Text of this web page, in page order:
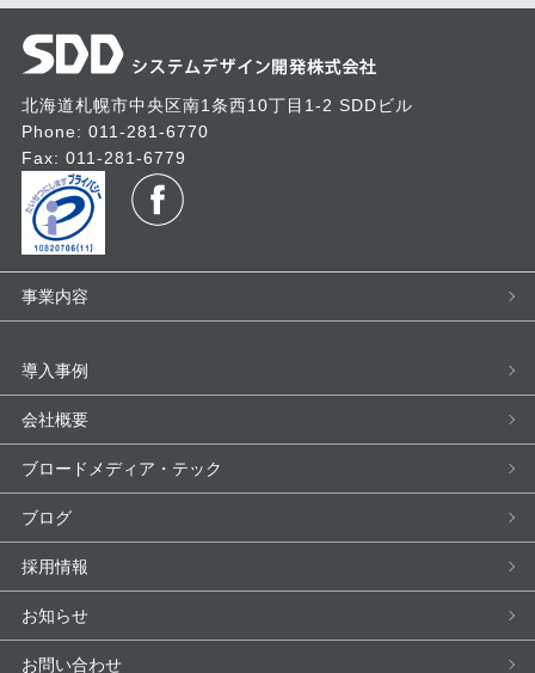
北海道札幌市中央区南1条西10丁目1-2 SDDビル
Phone: 011-281-6770
Fax: 011-281-6779
事業内容
導入事例
会社概要
ブロードメディア・テック
ブログ
採用情報
お知らせ
お問い合わせ